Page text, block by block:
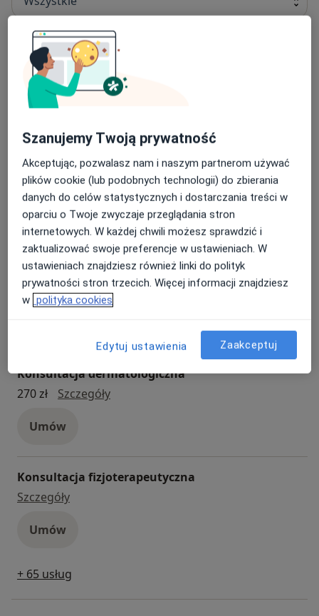
poczucie bezpieczeństwa są na pierwszym miejscu.
Łamiemy tabu, nie boimy się trudnych tematów i
dbamy o to, byś czuł się u nas w pełni swobodnie.
Stosujemy najnowsze procedury, gwarantując
najwyższą jakość usług. Jesteśmy tu po to, byś czuł się
zdrowo, pięknie i pewnie siebie.
Zapraszamy do Proper Med- odkryj, jak zdrowie może
wpływać na Twoje piękno.
Antykoncepcja
270 zł
SzczegółyAntykoncepcja
Biopsja skóry
450 zł
Szczegółybiopsja skóry
Umów
Botoks
Od 500 zł
SzczegółyBotoks
Konsultacja dermatologiczna
270 zł
Szczegółykonsultacja dermatologiczna
Umów
Konsultacja fizjoterapeutyczna
Szczegółykonsultacja fizjoterapeutyczna
Umów
+ 65 usług
Szanujemy Twoją prywatność
Akceptując, pozwalasz nam i naszym partnerom używać
plików cookie (lub podobnych technologii) do zbierania
danych do celów statystycznych i dostarczania treści w
oparciu o Twoje zwyczaje przeglądania stron
internetowych. W każdej chwili możesz sprawdzić i
zaktualizować swoje preferencje w ustawieniach. W
ustawieniach znajdziesz również linki do polityk
prywatności stron trzecich. Więcej informacji znajdziesz
w polityka cookies
Edytuj ustawienia Zaakceptuj